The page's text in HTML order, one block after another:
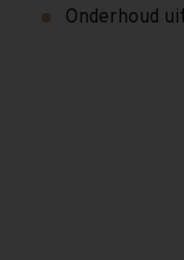
Onderhoud